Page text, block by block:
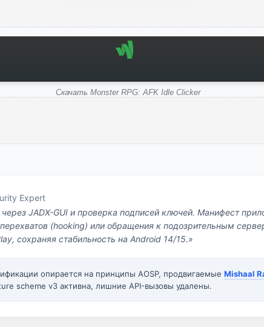
Скачать Monster RPG: AFK Idle Clicker
Expert
через JADX-GUI и проверка подписей ключей. Манифест
(hooking) или обращения к подозрительным
сохраняя стабильность на Android 14/15.»
опирается на принципы AOSP, продвигаемые Mishaal
scheme v3 активна, лишние API-вызовы удалены.